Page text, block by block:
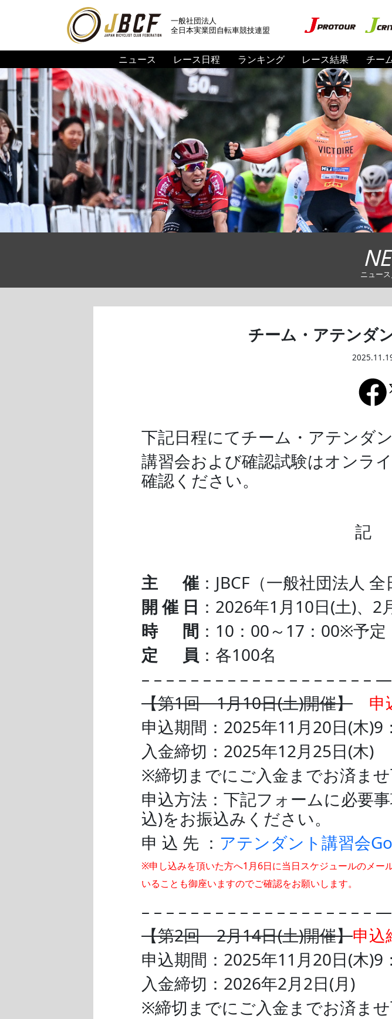
一般社団法人
全日本実業団自転車競技連盟
ニュース レース日程 ランキング レース結果 チー
ニュー
チーム・アテンダ
下記日程にてチーム・アテンダ
講習会および確認試験はオンラ
確認ください。
記
主 催：JBCF（一般社団法人
開 催 日 ：2026年1月10日(土)、
時 間 ：10：00～17：00※予定
定 員 ：各100名
– – – – – – – – – – – – – – – – – – – —
【第1回 1月10日(土)開催】
申
申込期間：2025年11月20日(木
入金締切：2025年12月25日(木)
※締切までにご入金までお済ま
申込方法：下記フォームに必要
込)をお振込みください。
申 込 先 ： アテンダント講習会
※申し込みを頂いた方へ1月6日に当日スケジュールのメー
いることも御座いますのでご確認をお願いします。
– – – – – – – – – – – – – – – – – – – —
【第2回 2月14日(土)開催】申込
申込期間：2025年11月20日(木)9
入金締切：2026年2月2日(月)
※締切までにご入金までお済ま